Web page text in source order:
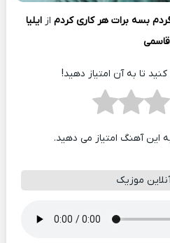
بسه برات هر کاری کردم از ایلیا
قاسمی
تا به آن امتیاز دهید!
این آهنگ امتیاز می دهید.
موزیک